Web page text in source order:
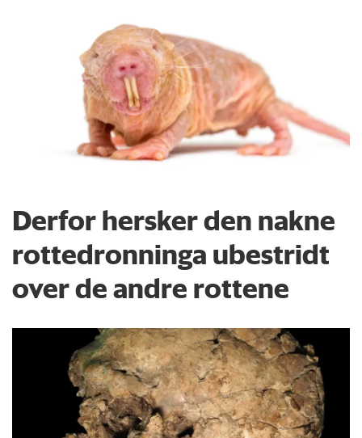
Derfor hersker den nakne
rottedronninga ubestridt
over de andre rottene